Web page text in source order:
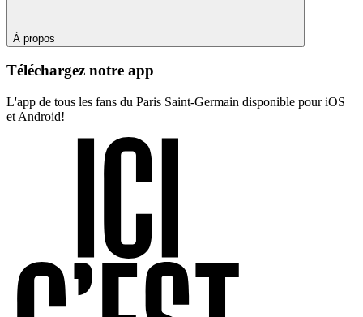
À propos
Téléchargez notre app
L'app de tous les fans du Paris Saint-Germain disponible pour iOS
et Android!